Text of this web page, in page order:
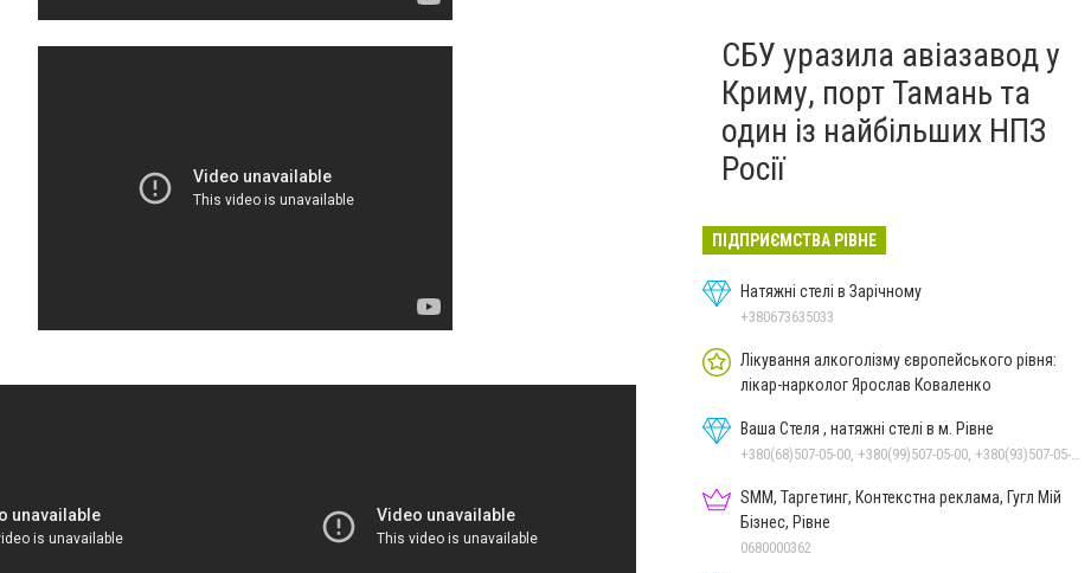
СБУ уразила авіазавод у
Криму, порт Тамань та
один із найбільших НПЗ
Росії
ПІДПРИЄМСТВА РІВНЕ
Натяжні стелі в Зарічному
+380673635033
Лікування алкоголізму європейського рівня:
лікар-нарколог Ярослав Коваленко
Ваша Стеля , натяжні стелі в м. Рівне
+380(68)507-05-00, +380(99)507-05-00, +380(93)507-05-00
SMM, Таргетинг, Контекстна реклама, Гугл Мій
Бізнес, Рівне
0680000362